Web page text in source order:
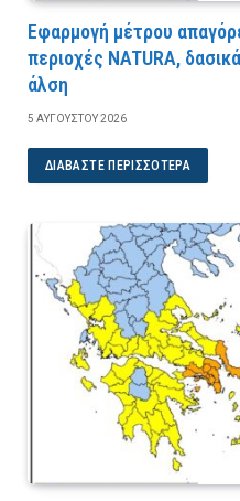
Εφαρμογή μέτρου
περιοχές NATURA,
άλση
5 ΑΥΓΟΎΣΤΟΥ 2026
ΔΙΑΒΆΣΤΕ ΠΕΡΙΣΣΌΤΕΡΑ